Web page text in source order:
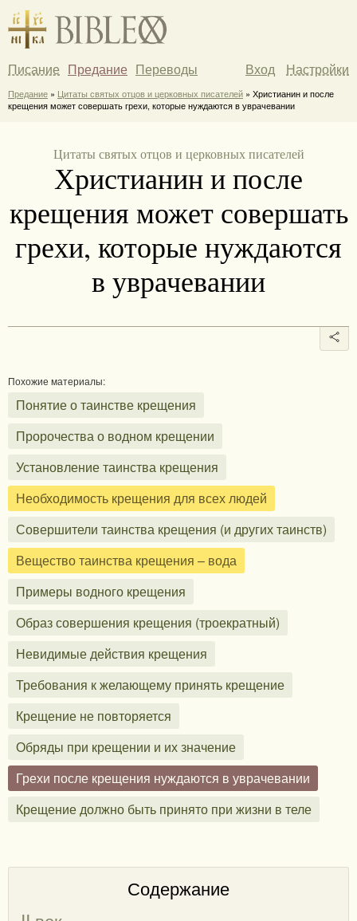
Писание Предание Переводы Вход Настройки
Предание » Цитаты святых отцов и церковных писателей » Христианин и после
крещения может совершать грехи, которые нуждаются в уврачевании
Цитаты святых отцов и церковных писателей
Христианин и после
крещения может совершать
грехи, которые нуждаются
в уврачевании
Похожие материалы:
Понятие о таинстве крещения
Пророчества о водном крещении
Установление таинства крещения
Необходимость крещения для всех людей
Совершители таинства крещения (и других таинств)
Вещество таинства крещения – вода
Примеры водного крещения
Образ совершения крещения (троекратный)
Невидимые действия крещения
Требования к желающему принять крещение
Крещение не повторяется
Обряды при крещении и их значение
Грехи после крещения нуждаются в уврачевании
Крещение должно быть принято при жизни в теле
Содержание